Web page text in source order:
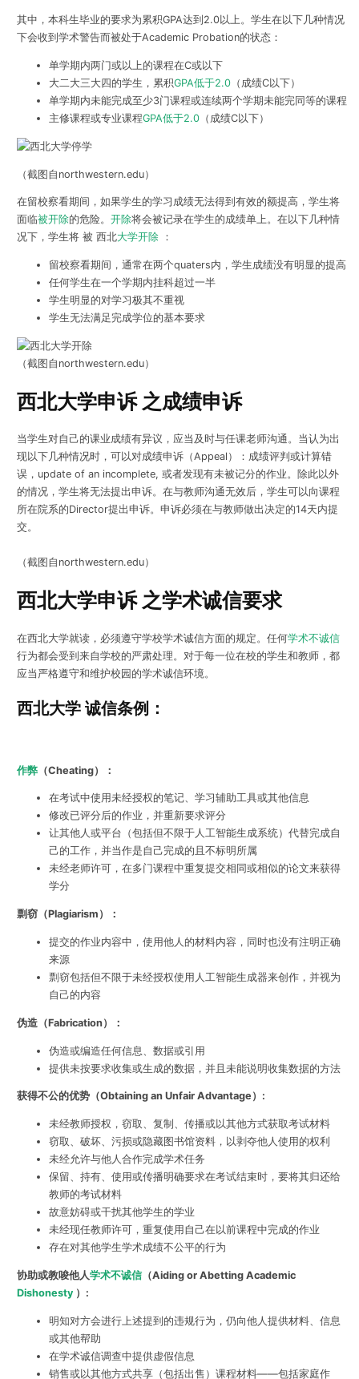
其中，本科生毕业的要求为累积GPA达到2.0以上。学生在以下几种情况
下会收到学术警告而被处于Academic Probation的状态：
单学期内两门或以上的课程在C或以下
大二大三大四的学生，累积GPA低于2.0（成绩C以下）
单学期内未能完成至少3门课程或连续两个学期未能完同等的课程
主修课程或专业课程GPA低于2.0（成绩C以下）
（截图自northwestern.edu）
在留校察看期间，如果学生的学习成绩无法得到有效的额提高，学生将
面临被开除的危险。 开除将会被记录在学生的成绩单上。在以下几种情
况下，学生将 被 西北大学开除：
留校察看期间，通常在两个quaters内，学生成绩没有明显的提高
任何学生在一个学期内挂科超过一半
学生明显的对学习极其不重视
学生无法满足完成学位的基本要求
（截图自northwestern.edu）
西北大学申诉 之成绩申诉
当学生对自己的课业成绩有异议，应当及时与任课老师沟通。当认为出
现以下几种情况时，可以对成绩申诉（Appeal）：成绩评判或计算错
误，update of an incomplete, 或者发现有未被记分的作业。除此以外
的情况，学生将无法提出申诉。在与教师沟通无效后，学生可以向课程
所在院系的Director提出申诉。申诉必须在与教师做出决定的14天内提
交。
（截图自northwestern.edu）
西北大学申诉 之学术诚信要求
在西北大学就读，必须遵守学校学术诚信方面的规定。任何学术不诚信
行为都会受到来自学校的严肃处理。对于每一位在校的学生和教师，都
应当严格遵守和维护校园的学术诚信环境。
西北大学 诚信条例：
作弊（Cheating）：
在考试中使用未经授权的笔记、学习辅助工具或其他信息
修改已评分后的作业，并重新要求评分
让其他人或平台（包括但不限于人工智能生成系统）代替完成自
己的工作，并当作是自己完成的且不标明所属
未经老师许可，在多门课程中重复提交相同或相似的论文来获得
学分
剽窃（Plagiarism）：
提交的作业内容中，使用他人的材料内容，同时也没有注明正确
来源
剽窃包括但不限于未经授权使用人工智能生成器来创作，并视为
自己的内容
伪造（Fabrication）：
伪造或编造任何信息、数据或引用
提供未按要求收集或生成的数据，并且未能说明收集数据的方法
获得不公的优势（Obtaining an Unfair Advantage）:
未经教师授权，窃取、复制、传播或以其他方式获取考试材料
窃取、破坏、污损或隐藏图书馆资料，以剥夺他人使用的权利
未经允许与他人合作完成学术任务
保留、持有、使用或传播明确要求在考试结束时，要将其归还给
教师的考试材料
故意妨碍或干扰其他学生的学业
未经现任教师许可，重复使用自己在以前课程中完成的作业
存在对其他学生学术成绩不公平的行为
协助或教唆他人学术不诚信（Aiding or Abetting Academic
Dishonesty）:
明知对方会进行上述提到的违规行为，仍向他人提供材料、信息
或其他帮助
在学术诚信调查中提供虚假信息
销售或以其他方式共享（包括出售）课程材料——包括家庭作